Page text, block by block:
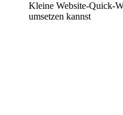
Kleine Website-Quick-
umsetzen kannst